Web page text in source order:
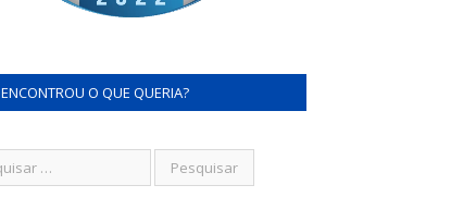
O QUE QUERIA?